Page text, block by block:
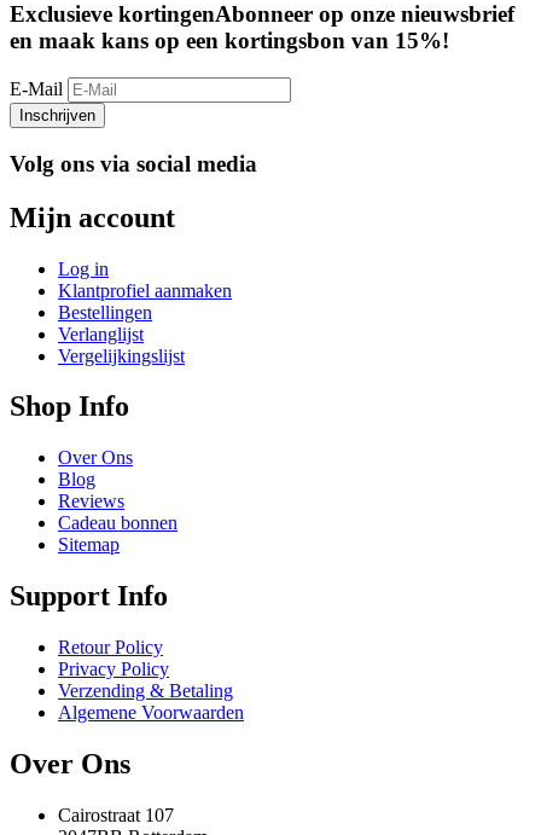
Exclusieve kortingenAbonneer op onze nieuwsbrief
en maak kans op een kortingsbon van 15%!
E-Mail
Inschrijven
Volg ons via social media
Mijn account
Log in
Klantprofiel aanmaken
Bestellingen
Verlanglijst
Vergelijkingslijst
Shop Info
Over Ons
Blog
Reviews
Cadeau bonnen
Sitemap
Support Info
Retour Policy
Privacy Policy
Verzending & Betaling
Algemene Voorwaarden
Over Ons
Cairostraat 107